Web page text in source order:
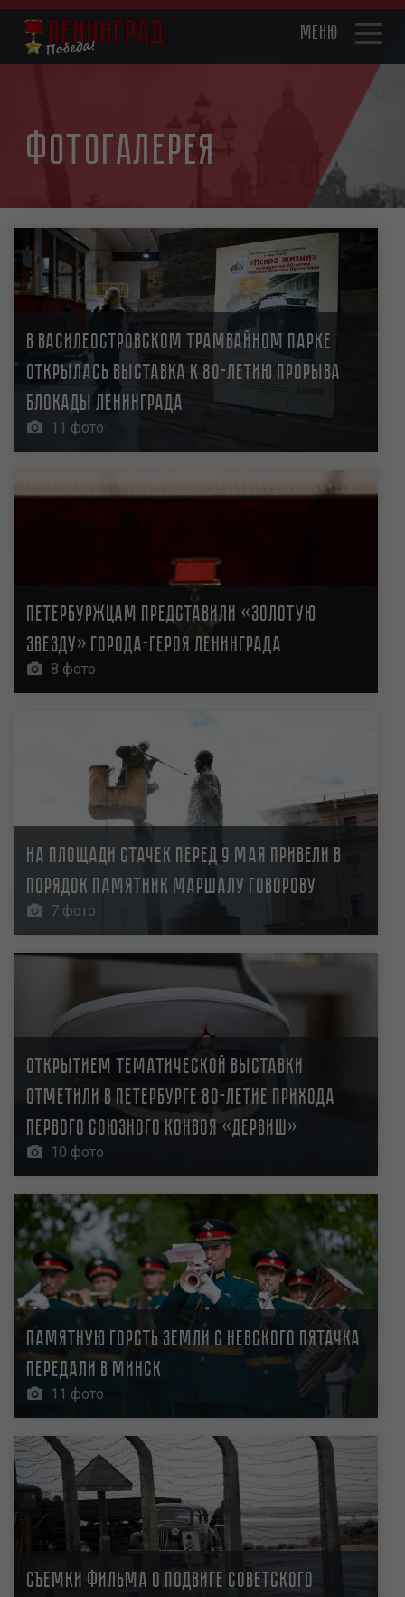
Перейти
основному
содержанию
Фотогалерея
В Василеостровском трамвайном парке
открылась выставка к 80-летию прорыва
блокады Ленинграда
11 фото
Петербуржцам представили «Золотую
Звезду» города-героя Ленинграда
8 фото
На площади Стачек перед 9 мая привели в
порядок памятник маршалу Говорову
7 фото
Открытием тематической выставки
отметили в Петербурге 80-летие прихода
первого союзного конвоя «Дервиш»
10 фото
Памятную горсть земли с Невского пятачка
передали в Минск
11 фото
Съемки фильма о подвиге советского